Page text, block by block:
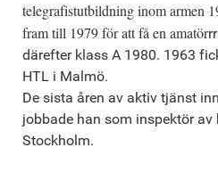
telegrafistutbildning inom armen
fram till 1979 för att få en amatör
därefter klass A 1980. 1963
HTL i Malmö.
De sista åren av aktiv tjänst
jobbade han som inspektör
Stockholm.